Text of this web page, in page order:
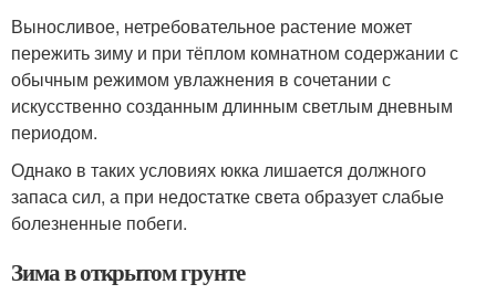
Выносливое, нетребовательное растение может
пережить зиму и при тёплом комнатном содержании с
обычным режимом увлажнения в сочетании с
искусственно созданным длинным светлым дневным
периодом.
Однако в таких условиях юкка лишается должного
запаса сил, а при недостатке света образует слабые
болезненные побеги.
Зима в открытом грунте